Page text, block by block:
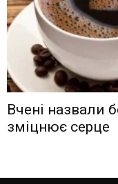
Вчені назвали
зміцнює серце